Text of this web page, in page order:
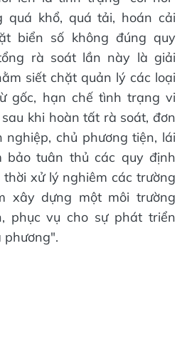
quá khổ, quá tải, hoán cải
biển số không đúng quy
rà soát lần này là giải
siết chặt quản lý các loại
gốc, hạn chế tình trạng vi
khi hoàn tất rà soát, đơn
nghiệp, chủ phương tiện, lái
bảo tuân thủ các quy định
xử lý nghiêm các trường
xây dựng một môi trường
phục vụ cho sự phát triển
phương".